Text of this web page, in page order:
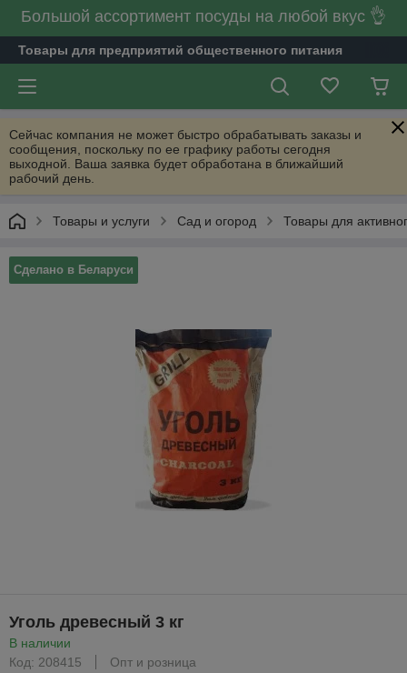
Большой ассортимент посуды на любой вкус 👌
Товары для предприятий общественного питания
Сейчас компания не может быстро обрабатывать заказы и
сообщения, поскольку по ее графику работы сегодня
выходной. Ваша заявка будет обработана в ближайший
рабочий день.
Товары и услуги Сад и огород Товары для
Сделано в Беларуси
Уголь древесный 3 кг
В наличии
Код: 208415
Опт и розница